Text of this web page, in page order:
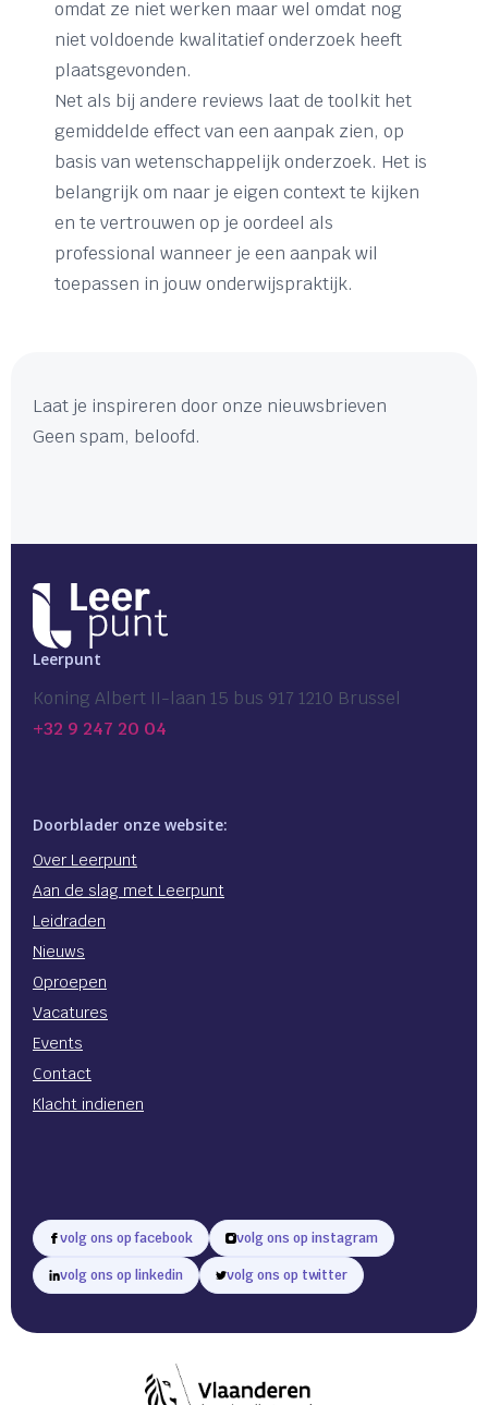
omdat ze niet werken maar wel omdat nog
niet voldoende kwalitatief onderzoek heeft
plaatsgevonden.
Net als bij andere reviews laat de toolkit het
gemiddelde effect van een aanpak zien, op
basis van wetenschappelijk onderzoek. Het is
belangrijk om naar je eigen context te kijken
en te vertrouwen op je oordeel als
professional wanneer je een aanpak wil
toepassen in jouw onderwijspraktijk.
Laat je inspireren door onze nieuwsbrieven
Geen spam, beloofd.
Leerpunt
Koning Albert II-laan 15 bus 917 1210 Brussel
+32 9 247 20 04
Doorblader onze website:
Over Leerpunt
Aan de slag met Leerpunt
Leidraden
Nieuws
Oproepen
Vacatures
Events
Contact
Klacht indienen
volg ons op facebook volg ons op instagram
volg ons op linkedin volg ons op twitter